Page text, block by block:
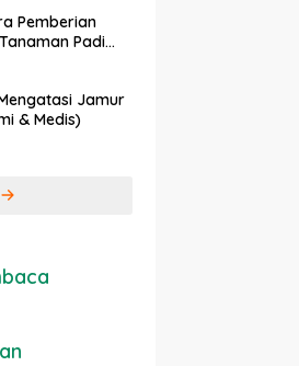
Pemberian
Padi
Jamur
& Medis)